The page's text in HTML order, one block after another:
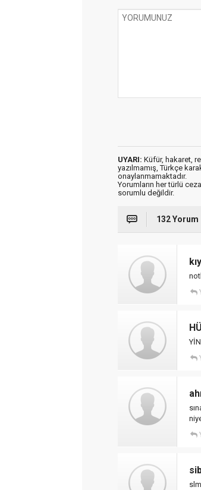
UYARI: Küfür, hakaret,
yazılmamış, Türkçe
onaylanmamaktadır.
Yorumların her türlü
sorumlu değildir.
132 Yorum